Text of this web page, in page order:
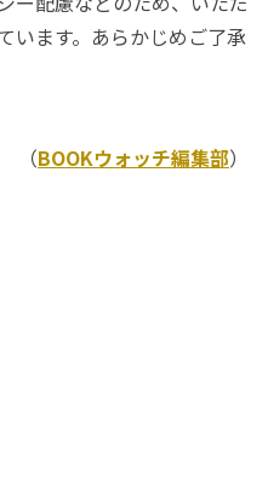
います。あらかじめご了承
（BOOKウォッチ編集部）